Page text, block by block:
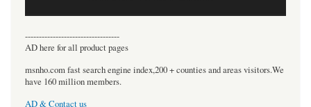
----------------------------------
AD here for all product pages
msnho.com fast search engine index,200 + counties and areas visitors.We
have 160 million members.
AD & Contact us